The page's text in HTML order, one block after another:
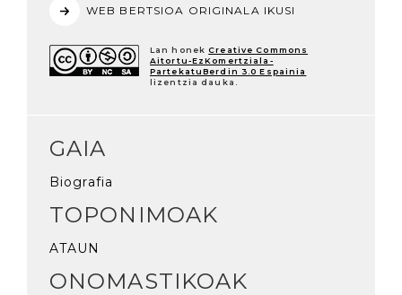
WEB BERTSIOA ORIGINALA IKUSI
Lan honek Creative Commons
Aitortu-EzKomertziala-
PartekatuBerdin 3.0 Espainia
lizentzia dauka.
GAIA
Biografia
TOPONIMOAK
ATAUN
ONOMASTIKOAK